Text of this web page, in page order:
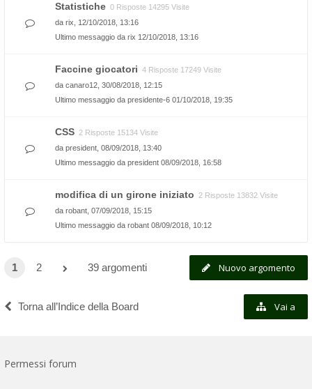
Statistiche 0 Risposte 14295 Visite
da rix , 12/10/2018, 13:16
Ultimo messaggio da rix 12/10/2018, 13:16
Faccine giocatori 4 Risposte 17249 Visite
da canaro12 , 30/08/2018, 12:15
Ultimo messaggio da presidente-6 01/10/2018, 19:35
CSS 2 Risposte 15134 Visite
da president , 08/09/2018, 13:40
Ultimo messaggio da president 08/09/2018, 16:58
modifica di un girone iniziato
2 Risposte 13832 Visite
da robant , 07/09/2018, 15:15
Ultimo messaggio da robant 08/09/2018, 10:12
Nuovo argomento
1 2 39 argomenti
Torna all’Indice della Board Vai a
Permessi forum